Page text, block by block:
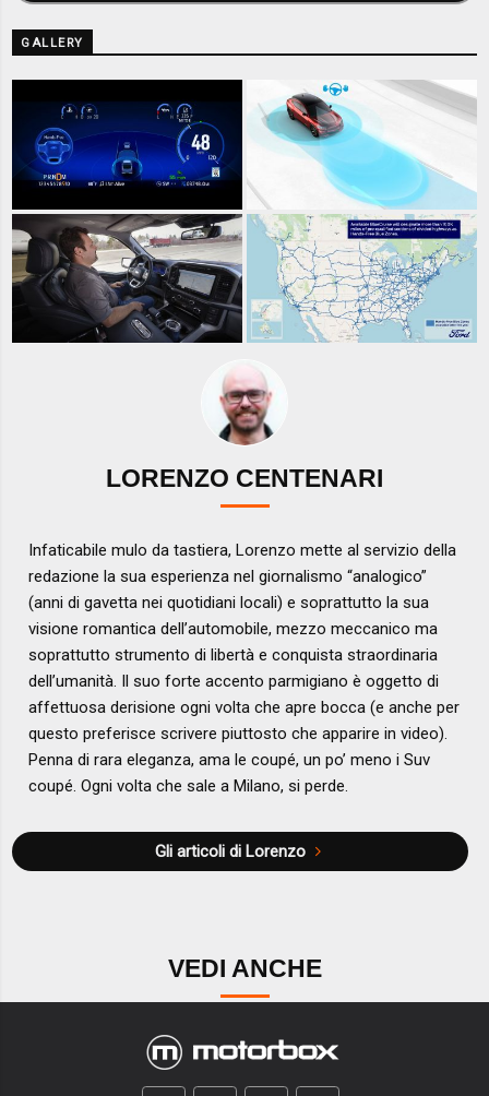
GALLERY
LORENZO CENTENARI
Infaticabile mulo da tastiera, Lorenzo mette al servizio della
redazione la sua esperienza nel giornalismo “analogico”
(anni di gavetta nei quotidiani locali) e soprattutto la sua
visione romantica dell’automobile, mezzo meccanico ma
soprattutto strumento di libertà e conquista straordinaria
dell’umanità. Il suo forte accento parmigiano è oggetto di
affettuosa derisione ogni volta che apre bocca (e anche per
questo preferisce scrivere piuttosto che apparire in video).
Penna di rara eleganza, ama le coupé, un po’ meno i Suv
coupé. Ogni volta che sale a Milano, si perde.
Gli articoli di Lorenzo
VEDI ANCHE